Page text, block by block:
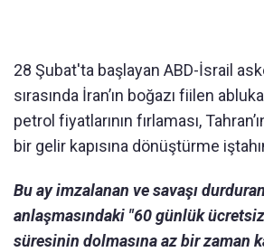
28 Şubat'ta başlayan ABD-İsrail
sırasında İran’ın boğazı fiilen
petrol fiyatlarının fırlaması,
bir gelir kapısına dönüştürme
Bu ay imzalanan ve savaşı
anlaşmasındaki "60 günlük
süresinin dolmasına az bir zaman